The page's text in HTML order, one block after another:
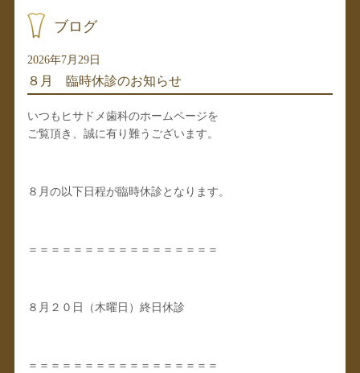
ブログ
2026年7月29日
８月 臨時休診のお知らせ
いつもヒサドメ歯科のホームページを
ご覧頂き、誠に有り難うございます。
８月の以下日程が臨時休診となります。
＝＝＝＝＝＝＝＝＝＝＝＝＝＝＝＝＝
８月２０日（木曜日）終日休診
＝＝＝＝＝＝＝＝＝＝＝＝＝＝＝＝＝